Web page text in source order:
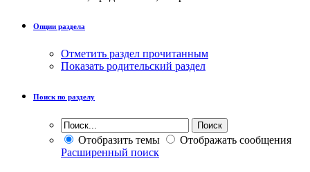
Опции раздела
Отметить раздел прочитанным
Показать родительский раздел
Поиск по разделу
Отобразить темы
Отображать сообщения
Расширенный поиск